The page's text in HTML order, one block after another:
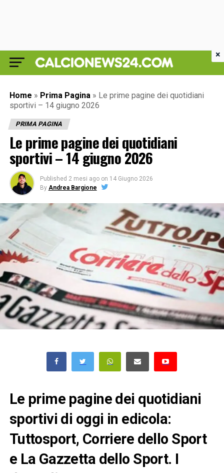
Home » Prima Pagina » Le prime pagine dei quotidiani
sportivi – 14 giugno 2026
PRIMA PAGINA
Le prime pagine dei quotidiani
sportivi – 14 giugno 2026
Published 2 mesi ago on 14 Giugno 2026
By Andrea Bargione
Le prime pagine dei quotidiani
sportivi di oggi in edicola:
Tuttosport, Corriere dello Sport
e La Gazzetta dello Sport. I
×